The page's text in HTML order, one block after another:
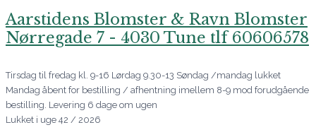
Aarstidens Blomster & Ravn Blomster
Nørregade 7 - 4030 Tune tlf 60606578
Tirsdag til fredag kl. 9-16 Lørdag 9.30-13 Søndag /mandag lukket
Mandag åbent for bestilling / afhentning imellem 8-9 mod forudgående
bestilling. Levering 6 dage om ugen
Lukket i uge 42 / 2026